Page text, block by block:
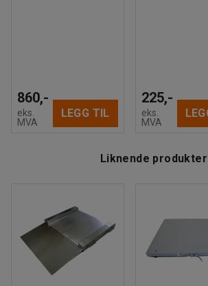
860,-
eks.
MVA
LEGG TIL
225,-
eks.
MVA
Liknende produkter